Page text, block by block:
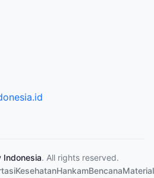
Indonesia. All rights reserved.
KesehatanHankamBencanaMaterial